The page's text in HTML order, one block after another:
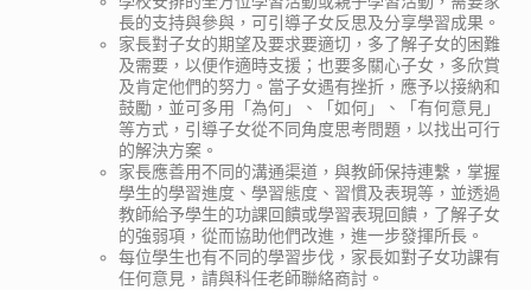
長的支持與參與，可引導子女反思及分享學習成果。
家長對子女的期望及要求要適切，多了解子女的困難
及需要，以便作適時支援；也要多關心子女，多欣賞
及肯定他們的努力。當子女遇有挫折，應予以接納和
鼓勵，並可多用「為何」、「如何」、「有何意見」
等方式，引導子女從不同角度思考問題，以找出可行
的解決方案。
家長應善用不同的溝通渠道，與教師保持連繫，掌握
學生的學習進度、學習態度、習慣及表現等，並透過
教師給予學生的功課回饋或學習表現回饋，了解子女
的強弱項，從而協助他們改進，進一步發揮所長。
每位學生也有不同的學習步伐，家長如對子女功課有
任何意見，請與科任老師聯絡商討。